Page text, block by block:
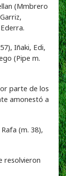
(Mmbrero
Iñaki, Edi,
(Pipe m.
parte de los
amonestó a
(m. 38),
resolvieron